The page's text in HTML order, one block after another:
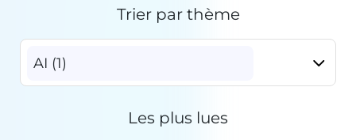
Trier par thème
AI (1)
Les plus lues